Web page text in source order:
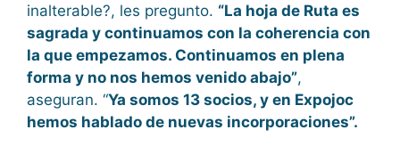
inalterable?, les pregunto. “La hoja de Ruta es
sagrada y continuamos con la coherencia con
la que empezamos. Continuamos en plena
forma y no nos hemos venido abajo”,
aseguran. “Ya somos 13 socios, y en Expojoc
hemos hablado de nuevas incorporaciones”.